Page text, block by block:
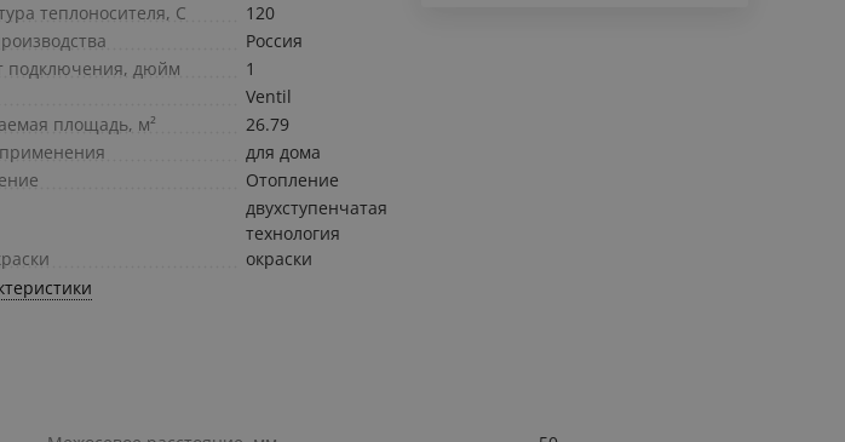
теплоносителя, С
120
Россия
подключения, дюйм
1
Ventil
площадь, м²
26.79
для дома
Отопление
двухступенчатая
технология
окраски